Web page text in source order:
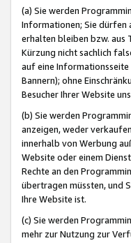
(a) Sie werden
Informationen; Sie dürfen
erhalten bleiben bzw. aus
Kürzung nicht sachlich
auf eine
Bannern); ohne
Besucher Ihrer Website
(b) Sie werden
anzeigen, weder
innerhalb von Werbung
Website oder einem
Rechte an den
übertragen müssten, und
Ihre Website ist.
(c) Sie werden
mehr zur Nutzung zur